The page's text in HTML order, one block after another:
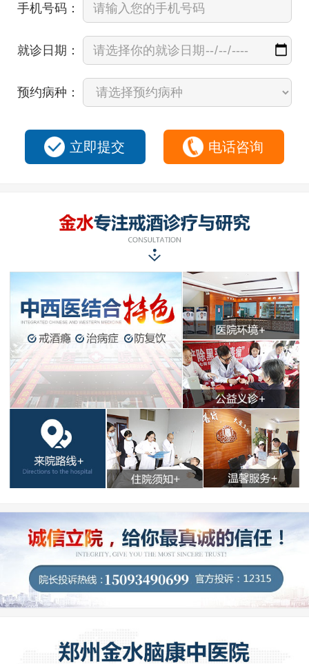
手机号码：
就诊日期：
预约病种：
立即提交 电话咨询